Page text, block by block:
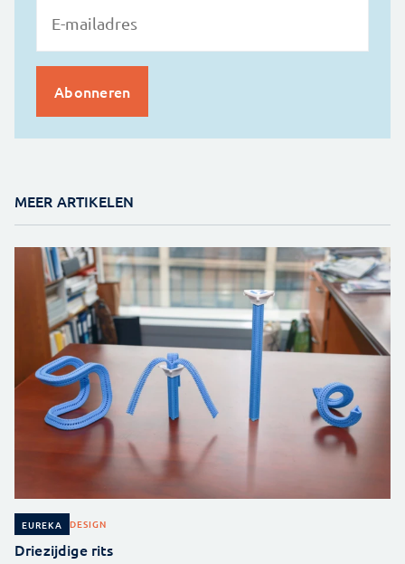
MEER ARTIKELEN
EUREKA DESIGN
Driezijdige rits